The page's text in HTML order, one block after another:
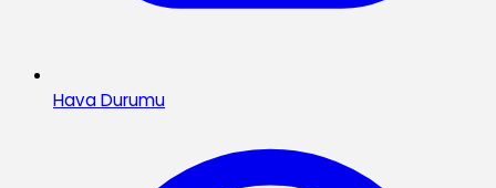
Hava Durumu